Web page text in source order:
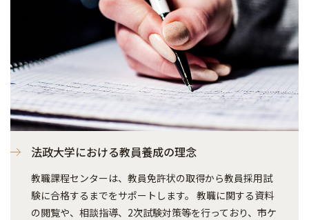
法政大学における教員養成の理念
教職課程センターは、教員免許状の取得から教員採用試
験に合格するまでをサポートします。 教職に関する資料
の閲覧や、相談指導、2次試験対策等を行っており、市ケ